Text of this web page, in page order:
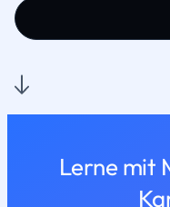
Lerne mit